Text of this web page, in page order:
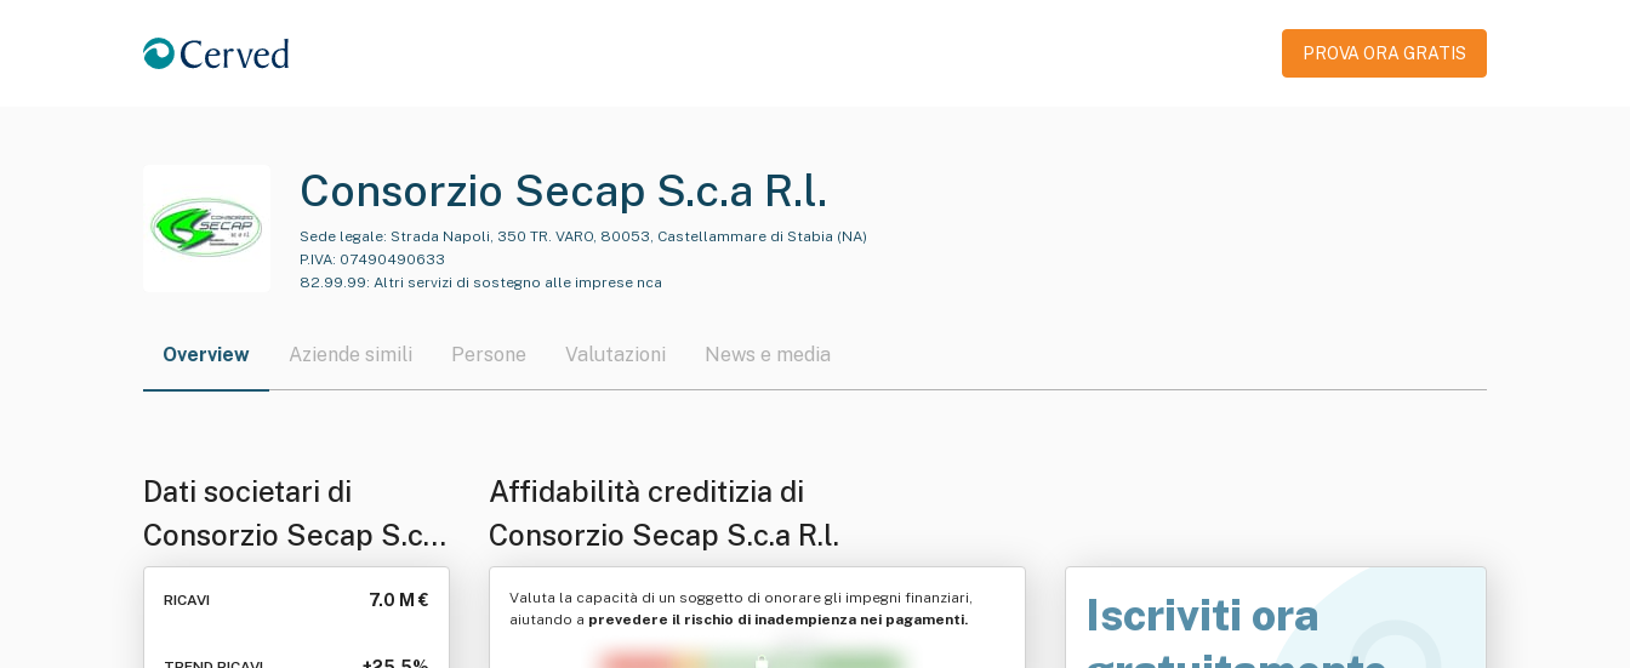
PROVA ORA GRATIS
Consorzio Secap S.c.a R.l.
Sede legale: Strada Napoli, 350 TR. VARO, 80053, Castellammare di Stabia (NA)
P.IVA: 07490490633
82.99.99: Altri servizi di sostegno alle imprese nca
Overview Aziende simili Persone Valutazioni News e media
Dati societari di
Consorzio Secap S.c.a
R.l.
RICAVI 7.0 M €
Affidabilità creditizia di
Consorzio Secap S.c.a R.l.
Valuta la capacità di un soggetto di onorare gli impegni finanziari,
aiutando a prevedere il rischio di inadempienza nei pagamenti.
Iscriviti ora